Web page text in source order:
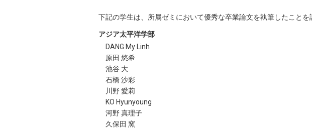
下記の学生は、所属ゼミにおいて優秀な卒業論文を執筆したことを
アジア太平洋学部
DANG My Linh
原田 悠希
池谷 大
石橋 沙彩
川野 愛莉
KO Hyunyoung
河野 真理子
久保田 窯